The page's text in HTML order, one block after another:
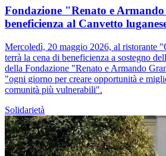
Fondazione "Renato e
beneficienza al Canvetto
Mercoledì, 20 maggio 2026, al ristorante
terrà la cena di beneficienza a sostegno
della Fondazione "Renato e Armando
"ogni giorno per creare opportunità e
comunità più vulnerabili".
Solidarietà